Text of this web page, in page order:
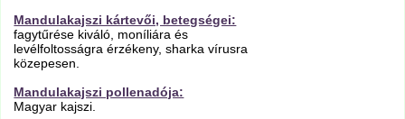
Mandulakajszi kártevői, betegségei:
fagytűrése kiváló, moníliára és
levélfoltosságra érzékeny, sharka vírusra
közepesen.
Mandulakajszi pollenadója:
Magyar kajszi.